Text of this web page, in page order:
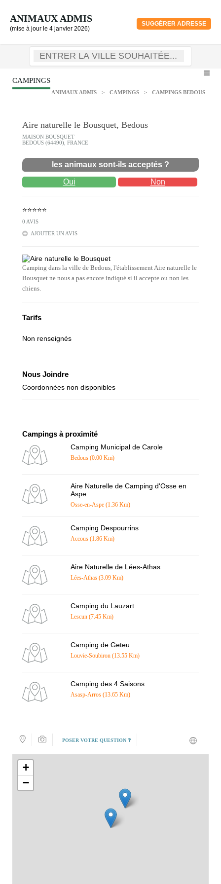
ANIMAUX ADMIS
(mise à jour le 4 janvier 2026)
SUGGÉRER ADRESSE
CAMPINGS
ANIMAUX ADMIS > CAMPINGS > CAMPINGS BEDOUS
Aire naturelle le Bousquet, Bedous
MAISON BOUSQUET
BEDOUS (64490), FRANCE
les animaux sont-ils acceptés ?
Oui Non
⭐⭐⭐⭐⭐
0 AVIS
AJOUTER UN AVIS
Camping dans la ville de Bedous, l'établissement Aire naturelle le
Bousquet ne nous a pas encore indiqué si il accepte ou non les
chiens.
Tarifs
Non renseignés
Nous Joindre
Coordonnées non disponibles
Campings à proximité
Camping Municipal de Carole
Bedous (0.00 Km)
Aire Naturelle de Camping d'Osse en
Aspe
Osse-en-Aspe (1.36 Km)
Camping Despourrins
Accous (1.86 Km)
Aire Naturelle de Lées-Athas
Lées-Athas (3.09 Km)
Camping du Lauzart
Lescun (7.45 Km)
Camping de Geteu
Louvie-Soubiron (13.55 Km)
Camping des 4 Saisons
Asasp-Arros (13.65 Km)
POSER VOTRE QUESTION ❓
+
−